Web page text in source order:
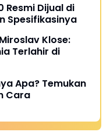
Resmi Dijual di
Spesifikasinya
Klose:
Terlahir di
Apa? Temukan
Cara